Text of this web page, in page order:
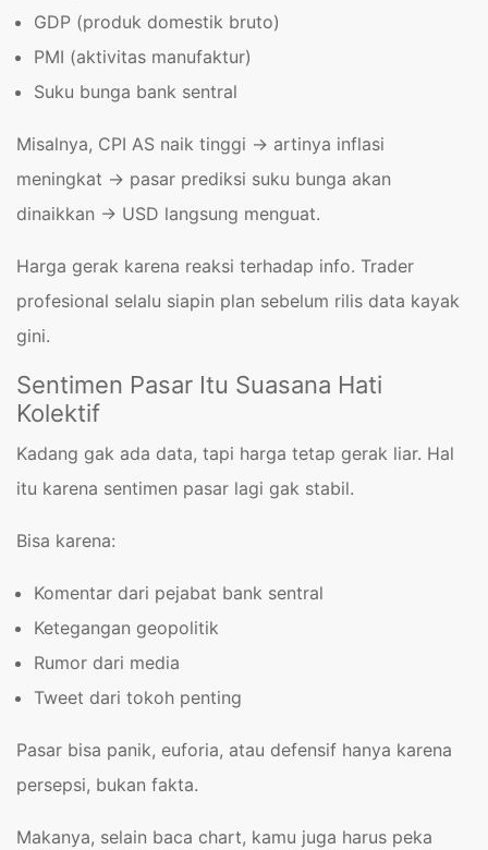
GDP (produk domestik bruto)
PMI (aktivitas manufaktur)
Suku bunga bank sentral
Misalnya, CPI AS naik tinggi → artinya inflasi
meningkat → pasar prediksi suku bunga akan
dinaikkan → USD langsung menguat.
Harga gerak karena reaksi terhadap info. Trader
profesional selalu siapin plan sebelum rilis data kayak
gini.
Sentimen Pasar Itu Suasana Hati
Kolektif
Kadang gak ada data, tapi harga tetap gerak liar. Hal
itu karena sentimen pasar lagi gak stabil.
Bisa karena:
Komentar dari pejabat bank sentral
Ketegangan geopolitik
Rumor dari media
Tweet dari tokoh penting
Pasar bisa panik, euforia, atau defensif hanya karena
persepsi, bukan fakta.
Makanya, selain baca chart, kamu juga harus peka